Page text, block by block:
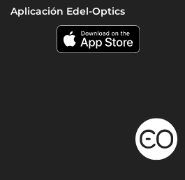
Aplicación Edel-Optics